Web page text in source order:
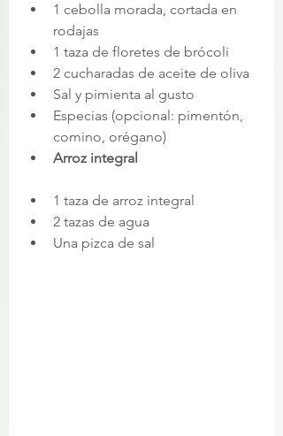
1 cebolla morada, cortada en
rodajas
1 taza de floretes de brócoli
2 cucharadas de aceite de oliva
Sal y pimienta al gusto
Especias (opcional: pimentón,
comino, orégano)
Arroz integral
1 taza de arroz integral
2 tazas de agua
Una pizca de sal